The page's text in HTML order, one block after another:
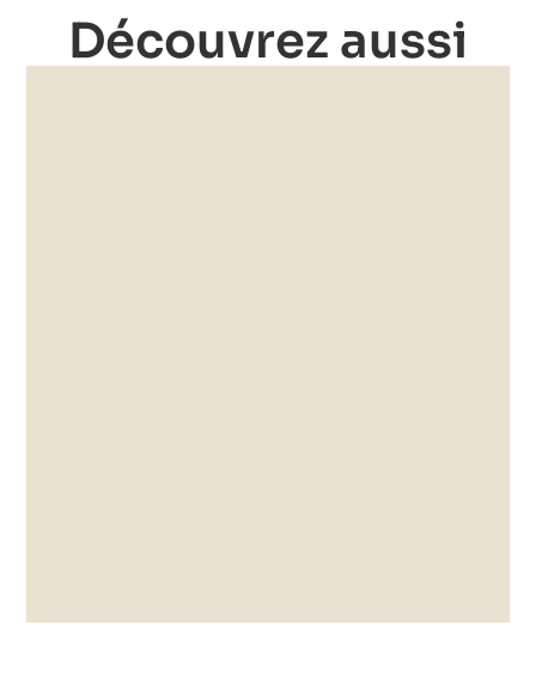
Découvrez aussi